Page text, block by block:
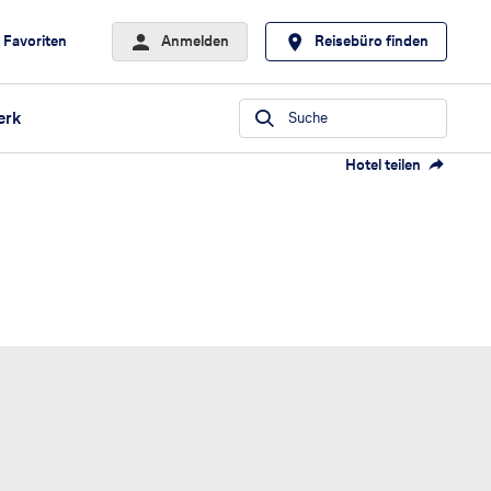
Favoriten Anmelden Reisebüro finden
Suche
Hotel teilen